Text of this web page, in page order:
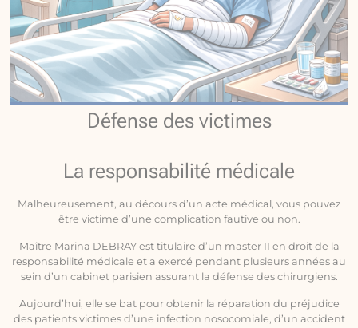
Défense des victimes
La responsabilité médicale
Malheureusement, au décours d’un acte médical, vous pouvez
être victime d’une complication fautive ou non.
Maître Marina DEBRAY est titulaire d’un master II en droit de la
responsabilité médicale et a exercé pendant plusieurs années au
sein d’un cabinet parisien assurant la défense des chirurgiens.
Aujourd’hui, elle se bat pour obtenir la réparation du préjudice
des patients victimes d’une infection nosocomiale, d’un accident